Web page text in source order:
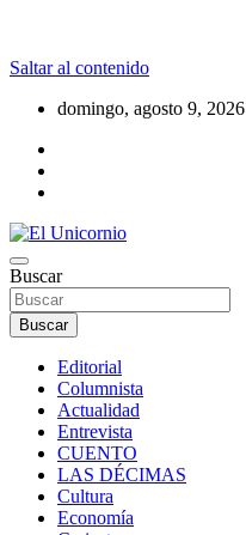
Saltar al contenido
domingo, agosto 9, 2026
El Unicornio
La realidad supera la fantasía
Buscar
Buscar
Editorial
Columnista
Actualidad
Entrevista
CUENTO
LAS DÉCIMAS
Cultura
Economía